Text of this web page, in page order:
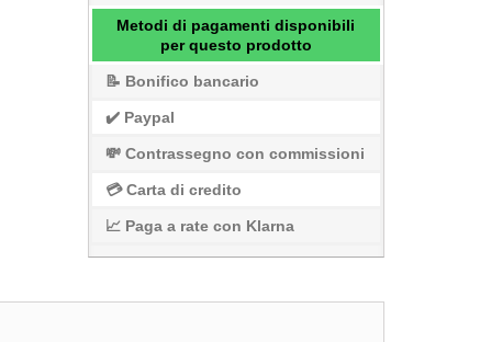
Metodi di pagamenti disponibili
per questo prodotto
📝 Bonifico bancario
✔️ Paypal
💸 Contrassegno con commissioni
💳 Carta di credito
📈 Paga a rate con Klarna